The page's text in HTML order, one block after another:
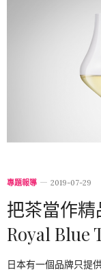
專題報導 2019-07-29
把茶當作
Royal Blue
日本有一個品牌只提